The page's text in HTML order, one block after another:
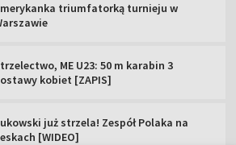
triumfatorką turnieju w
ME U23: 50 m karabin 3
kobiet [ZAPIS]
już strzela! Zespół Polaka na
[WIDEO]